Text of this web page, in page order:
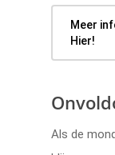
Meer
Hier!
Als de